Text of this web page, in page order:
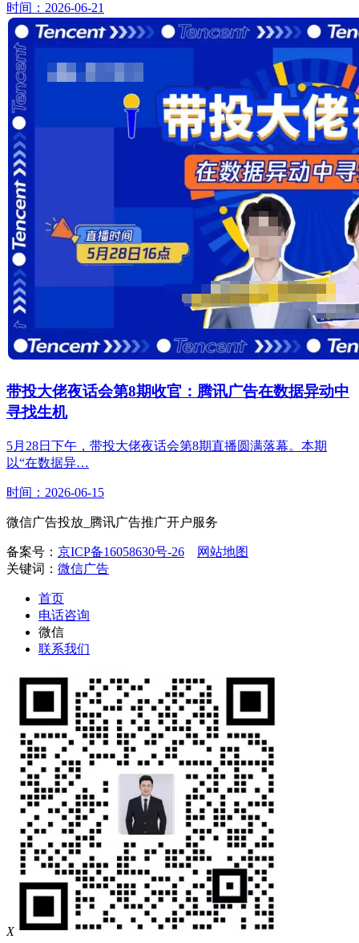
时间：2026-06-21
带投大佬夜话会第8期收官：腾讯广告在数据异动中
寻找生机
5月28日下午，带投大佬夜话会第8期直播圆满落幕。本期
以“在数据异…
时间：2026-06-15
微信广告投放_腾讯广告推广开户服务
备案号： 京ICP备16058630号-26
网站地图
关键词： 微信广告
首页
电话咨询
微信
联系我们
X